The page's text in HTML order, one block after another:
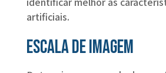
artificiais.
Escala de imagem